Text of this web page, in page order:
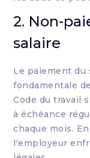
2. Non-
salaire
Le paiement du
fondamentale
Code du travail
à échéance
chaque mois.
l'employeur